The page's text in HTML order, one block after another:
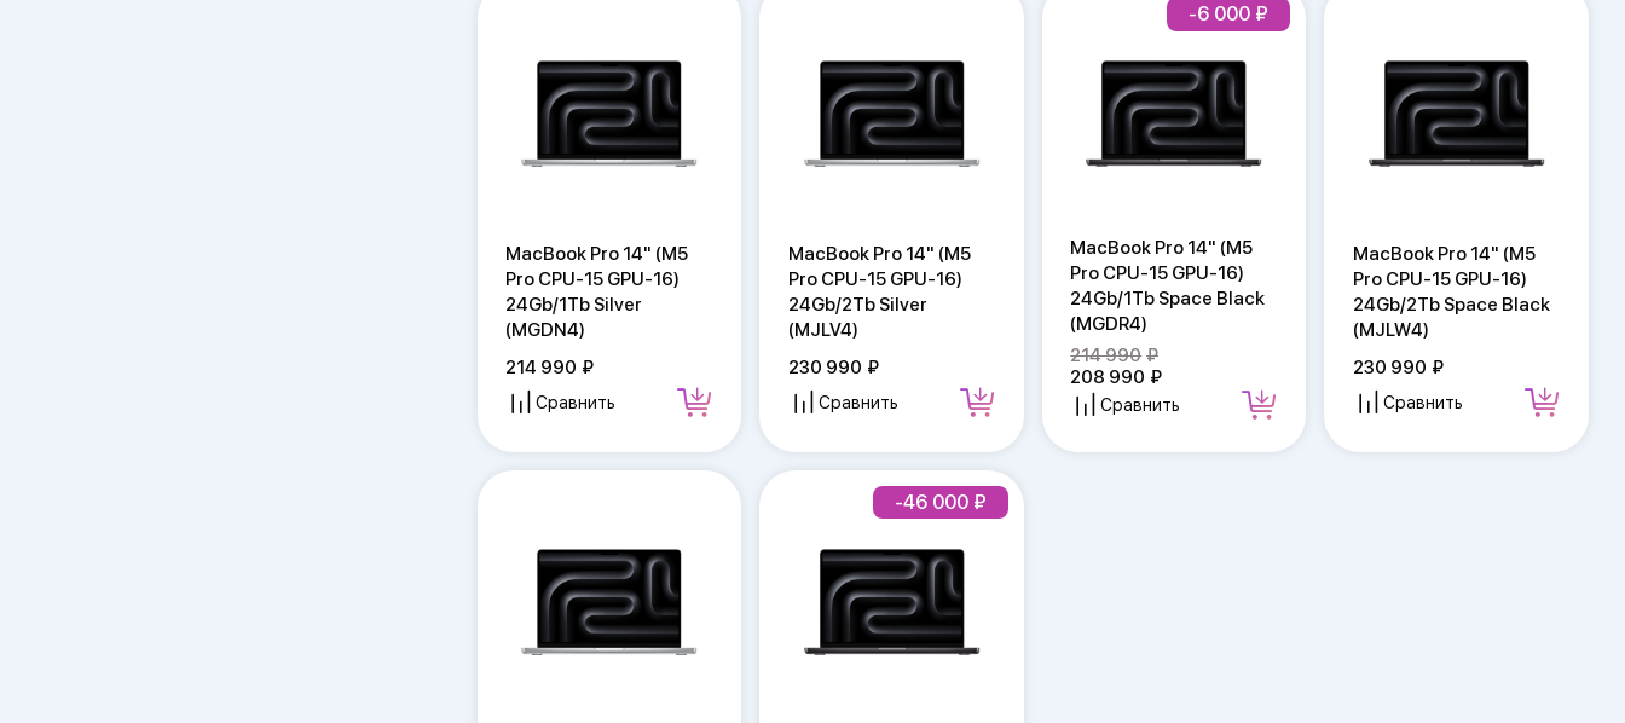
MacBook Pro 14" (M5
Pro CPU-15 GPU-16)
24Gb/1Tb Silver
(MGDN4)
214 990
Сравнить
MacBook Pro 14" (M5
Pro CPU-15 GPU-16)
24Gb/2Tb Silver
(MJLV4)
230 990
Сравнить
MacBook Pro 14" (M5
Pro CPU-15 GPU-16)
24Gb/1Tb Space Black
(MGDR4)
214 990
208 990
Сравнить
-6 000
MacBook Pro 14" (M5
Pro CPU-15 GPU-16)
24Gb/2Tb Space Black
(MJLW4)
230 990
Сравнить
-46 000